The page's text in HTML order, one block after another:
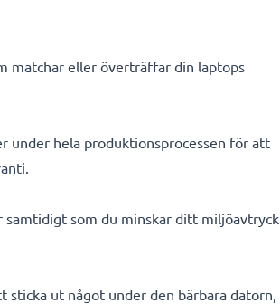
matchar eller överträffar din laptops
under hela produktionsprocessen för att
som du minskar ditt miljöavtryck
ut något under den bärbara datorn,